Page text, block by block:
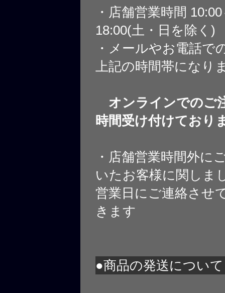
・店舗営業時間
18:00(土・日を除く)
・メールやお電話で
上記の時間帯になり
オンラインでのご
時間受け付けており
・店舗営業時間外に
いたお客様に関しま
営業日にご連絡させ
きます
●商品の発送について